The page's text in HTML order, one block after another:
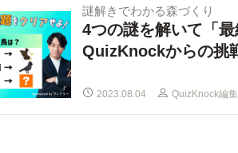
謎解きでわかる森づくり
4つの謎を解いて「
QuizKnockからの挑
2023.08.04 QuizKnock編